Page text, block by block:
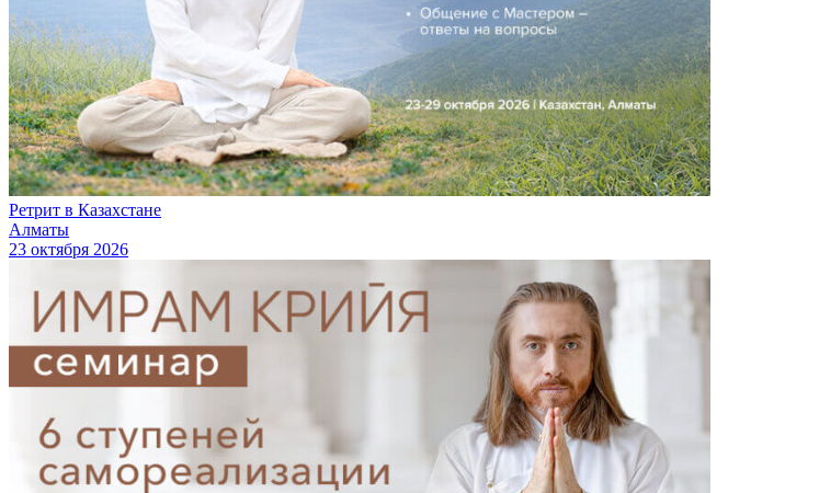
Ретрит в Казахстане
Алматы
23 октября 2026